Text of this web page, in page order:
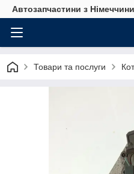
Автозапчастини з Німеччини
Товари та послуги